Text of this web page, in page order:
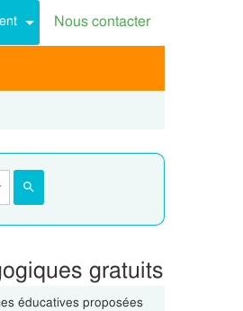
Nous contacter
gratuits
éducatives proposées